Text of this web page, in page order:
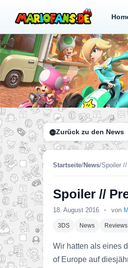
Zurück zu den News
Startseite/News/Spoiler
Spoiler //
18. August 2016 • von
3DS News Reviews
Wir hatten als eines
of Europe auf